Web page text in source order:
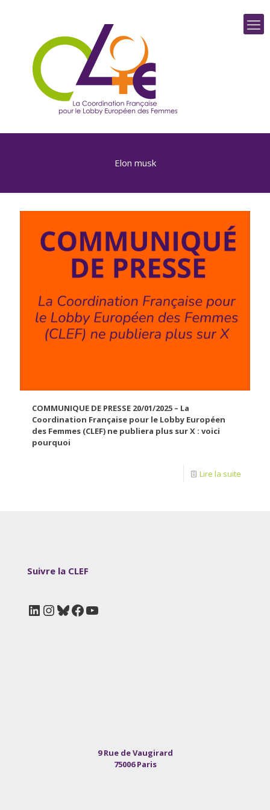
Elon musk
COMMUNIQUE DE PRESSE 20/01/2025 – La
Coordination Française pour le Lobby Européen
des Femmes (CLEF) ne publiera plus sur X : voici
pourquoi
Lire la suite
Suivre la CLEF
LinkedIn
Instagram
Bluesky
Facebook
YouTube
9 Rue de Vaugirard
75006 Paris